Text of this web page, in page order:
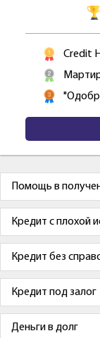
Credit
Помощь в
Кредит с плохой
Кредит без
Кредит под залог
Деньги в долг